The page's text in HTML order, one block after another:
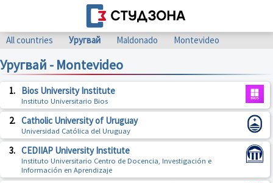
All countries Уругвай Maldonado Montevideo
Уругвай - Montevideo
1. Bios University Institute
Instituto Universitario Bios
2. Catholic University of Uruguay
Universidad Católica del Uruguay
3. CEDIIAP University Institute
Instituto Universitario Centro de Docencia, Investigación e
Información en Aprendizaje